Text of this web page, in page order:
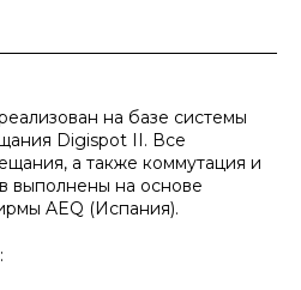
на базе системы
Digispot II. Все
а также коммутация и
выполнены на основе
AEQ (Испания).